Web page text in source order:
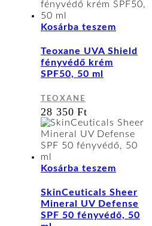
Kosárba teszem
Teoxane UVA Shield
fényvédő krém
SPF50, 50 ml
TEOXANE
28 350Ft
Kosárba teszem
SkinCeuticals Sheer
Mineral UV Defense
SPF 50 fényvédő, 50